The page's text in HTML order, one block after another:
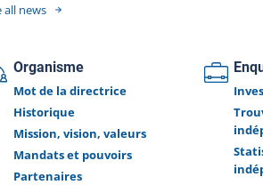
all news
Organisme
Mot de la directrice
Historique
Mission, vision, valeurs
Mandats et pouvoirs
Partenaires